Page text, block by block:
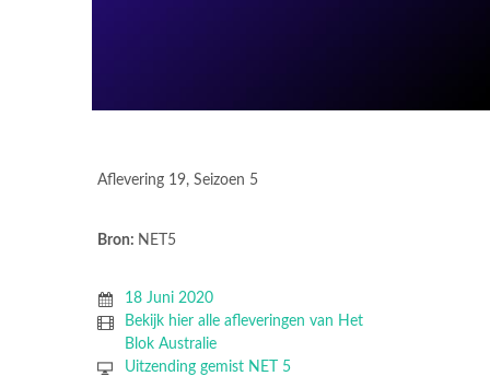
Aflevering 19, Seizoen 5
Bron: NET5
18 Juni 2020
Bekijk hier alle afleveringen van Het
Blok Australie
Uitzending gemist NET 5